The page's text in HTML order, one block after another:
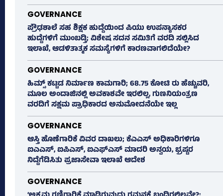
GOVERNANCE
ಪ್ರೌಢಶಾಲೆ ಸಹ ಶಿಕ್ಷಕ ಹುದ್ದೆಯಿಂದ ಪಿಯು ಉಪನ್ಯಾಸಕರ
ಹುದ್ದೆಗಳಿಗೆ ಮುಂಬಡ್ತಿ; ವಿಶೇಷ ಸದನ ಸಮಿತಿಗೆ ವರದಿ ಸಲ್ಲಿಸಿದ
ಇಲಾಖೆ, ಆಡಳಿತಾತ್ಮಕ ಸಮಸ್ಯೆಗಳಿಗೆ ಕಾರಣವಾಗಲಿದೆಯೇ?
GOVERNANCE
ಹಿಮ್ಸ್‌ ಕಟ್ಟಡ ನಿರ್ಮಾಣ ಕಾಮಗಾರಿ; 68.75 ಕೋಟಿ ರು ಹೆಚ್ಚುವರಿ,
ಮೂಲ ಅಂದಾಜಿನಲ್ಲಿ ಅವಕಾಶವೇ ಇರಲಿಲ್ಲ, ಗುಣನಿಯಂತ್ರಣ
ವರದಿಗೆ ಸಕ್ಷಮ ಪ್ರಾಧಿಕಾರದ ಅನುಮೋದನೆಯೇ ಇಲ್ಲ
GOVERNANCE
ಆಸ್ತಿ ಹೊಣೆಗಾರಿಕೆ ವಿವರ ದಾಖಲು; ಕೆಎಎಸ್ ಅಧಿಕಾರಿಗಳಿಗೂ
ಐಎಎಸ್‌, ಐಪಿಎಸ್‌, ಐಎಫ್‌ಎಸ್‌ ಮಾದರಿ ಅನ್ವಯ, ಭ್ರಷ್ಟರ
ನಿದ್ದೆಗೆಡಿಸಿತು ಪ್ರಜಾಸೇವಾ ಇಲಾಖೆ ಆದೇಶ
GOVERNANCE